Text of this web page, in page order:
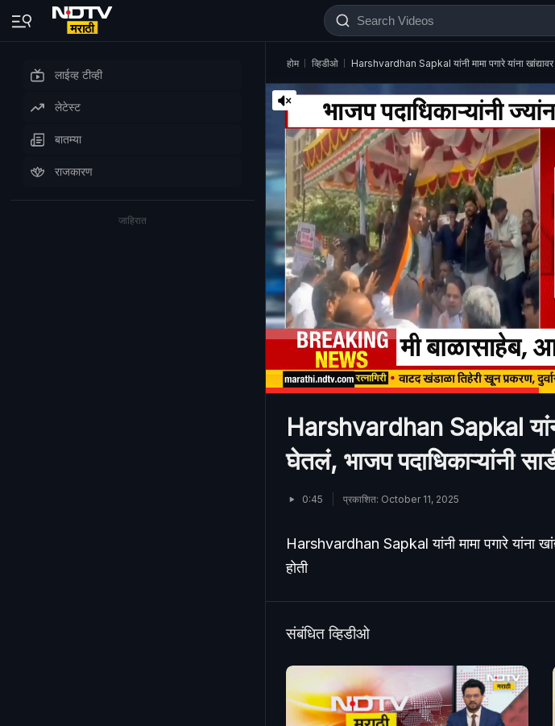
लाईव्ह टीव्ही
लेटेस्ट
बातम्या
राजकारण
जाहिरात
होम व्हिडीओ Harshvardhan Sapkal यांनी मामा पगारे यांना
Harshvardhan Sapkal यांनी
घेतलं, भाजप पदाधिकाऱ्यांनी
0:45 प्रकाशित: October 11, 2025
Harshvardhan Sapkal यांनी मामा पगारे यांना
होती
संबंधित व्हिडीओ